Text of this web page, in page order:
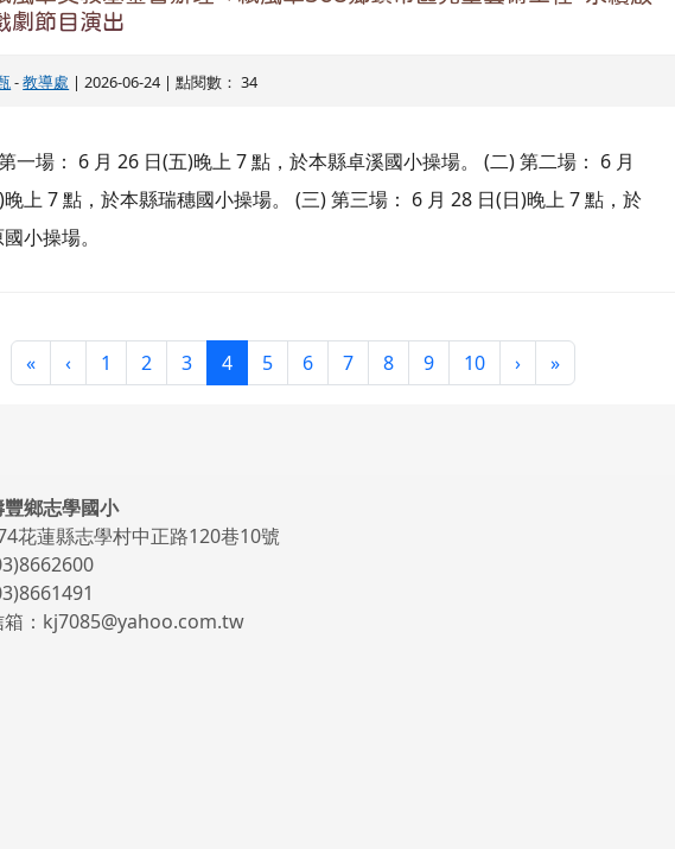
劇節目演出
-教導處 | 2026-06-24 | 點閱數： 34
場： 6 月 26 日(五)晚上 7 點，於本縣卓溪國小操場。 (二) 第二場： 6 月
上 7 點，於本縣瑞穗國小操場。 (三) 第三場： 6 月 28 日(日)晚上 7 點，於
小操場。
«第一頁
‹上一頁
1 2 3 4(目前頁次)
5 6 7 8 9 10 ›下一頁
»最後頁
域內容
鄉志學國小
花蓮縣志學村中正路120巷10號
箱：kj7085@yahoo.com.tw